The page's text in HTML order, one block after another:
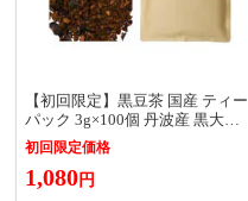
【初回限定】黒豆茶 国産 ティー
パック 3g×100個 丹波産 黒大豆
（ティーバッグ） YF 【健康
茶・ハーブティー】
初回限定価格
1,080円